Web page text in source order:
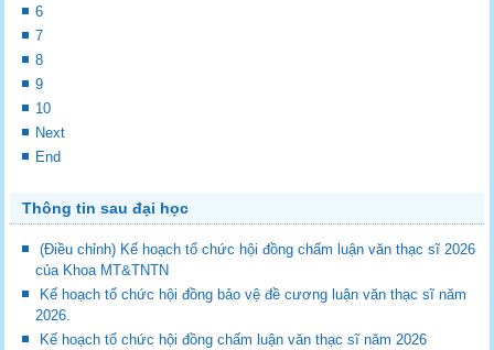
6
7
8
9
10
Next
End
Thông tin sau đại học
(Điều chỉnh) Kế hoạch tổ chức hội đồng chấm luận văn thạc sĩ 2026
của Khoa MT&TNTN
Kế hoạch tổ chức hội đồng bảo vệ đề cương luận văn thạc sĩ năm
2026.
Kế hoạch tổ chức hội đồng chấm luận văn thạc sĩ năm 2026